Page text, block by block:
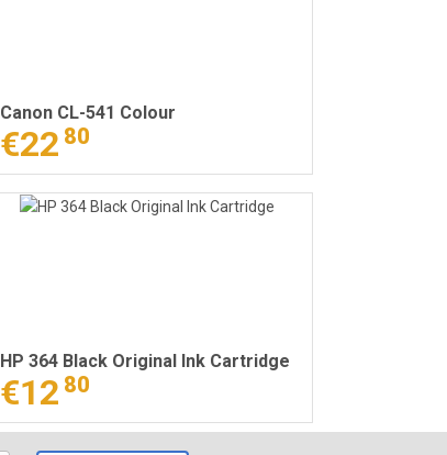
Canon CL-541 Colour
€22 80
HP 364 Black Original Ink Cartridge
€12 80